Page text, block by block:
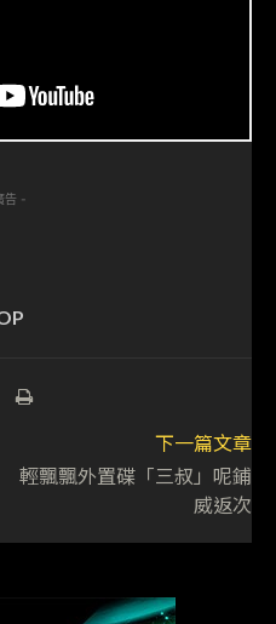
告 -
下一篇文章
輕飄飄外置碟「三叔」呢鋪
威返次